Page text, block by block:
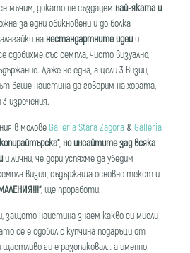
мъчим, докато не създадем най-яката и
за едни обикновени и до болка
на нестандартните идеии
сдобихме със семпла, чисто визуално,
Даже не една, а цели 3 визии,
беше наистина да говорим на хората,
изречения.
в моловеGalleria Stara Zagora &Galleria
, но инсайтите зад всяка
и лични, че дори успяхме да убедим
визия, съдържаща основно текст и
, ще проработи.
защото наистина знаем какво си мисли
се е сдобил с купчина подаръци от
ги е разопаковал… а именно